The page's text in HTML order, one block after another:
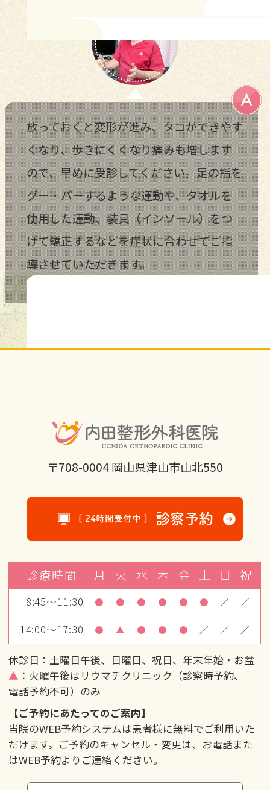
放っておくと変形が進み、タコができやす
くなり、歩きにくくなり痛みも増します
ので、早めに受診してください。足の指を
グー・パーするような運動や、タオルを
使用した運動、装具（インソール）をつ
けて矯正するなどを症状に合わせてご指
導させていただきます。
〒708-0004 岡山県津山市山北550
[ 24時間受付中 ] 診察予約
診療時間 月 火 水 木 金 土 日 祝
8:45～11:30 ● ● ● ● ● ● ／ ／
14:00～17:30 ● ▲ ● ● ● ／ ／ ／
休診日：土曜日午後、日曜日、祝日、年末年始・お盆
▲ ：火曜午後はリウマチクリニック（診察時予約、
電話予約不可）のみ
【ご予約にあたってのご案内】
当院のWEB予約システムは患者様に無料でご利用いた
だけます。ご予約のキャンセル・変更は、お電話また
はWEB予約よりご連絡ください。